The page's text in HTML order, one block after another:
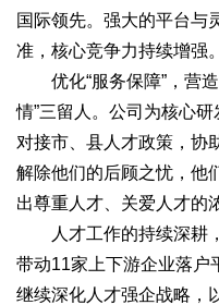
国际领先。强大的平台与
准，核心竞争力持续增强。
优化“服务保障”，营造
情”三留人。公司为核心
对接市、县人才政策，协
解除他们的后顾之忧，他
出尊重人才、关爱人才的
人才工作的持续深耕，
带动11家上下游企业落户
继续深化人才强企战略，